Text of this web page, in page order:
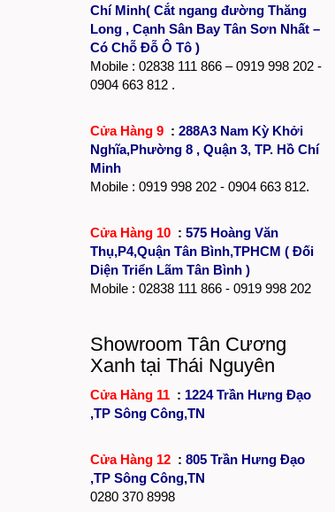
Chí Minh( Cắt ngang đường Thăng
Long , Cạnh Sân Bay Tân Sơn Nhất –
Có Chỗ Đỗ Ô Tô )
Mobile : 02838 111 866 – 0919 998 202 -
0904 663 812 .
Cửa Hàng 9 : 288A3 Nam Kỳ Khởi
Nghĩa,Phường 8 , Quận 3, TP. Hồ Chí
Minh
Mobile : 0919 998 202 - 0904 663 812.
Cửa Hàng 10 : 575 Hoàng Văn
Thụ,P4,Quận Tân Bình,TPHCM ( Đối
Diện Triển Lãm Tân Bình )
Mobile : 02838 111 866 - 0919 998 202
Showroom Tân Cương
Xanh tại Thái Nguyên
Cửa Hàng 11 : 1224 Trần Hưng Đạo
,TP Sông Công,TN
Cửa Hàng 12 : 805 Trần Hưng Đạo
,TP Sông Công,TN
0280 370 8998